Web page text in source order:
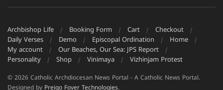
Archbishop Life Booking Form Cart
Checkout
Daily Verses
Demo Episcopal Ordination
Home
My account
Our Beaches, Our Sea: JPS Report
Personality
Shop Vinimaya Vizhinjam Protest
© 2026 Catholic Archdiocesan News Portal - A Catholic News Portal.
Designed by Preigo Fover Technologies.